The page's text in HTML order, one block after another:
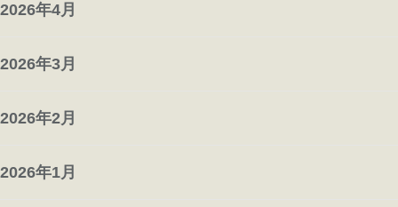
2026年4月
2026年3月
2026年2月
2026年1月